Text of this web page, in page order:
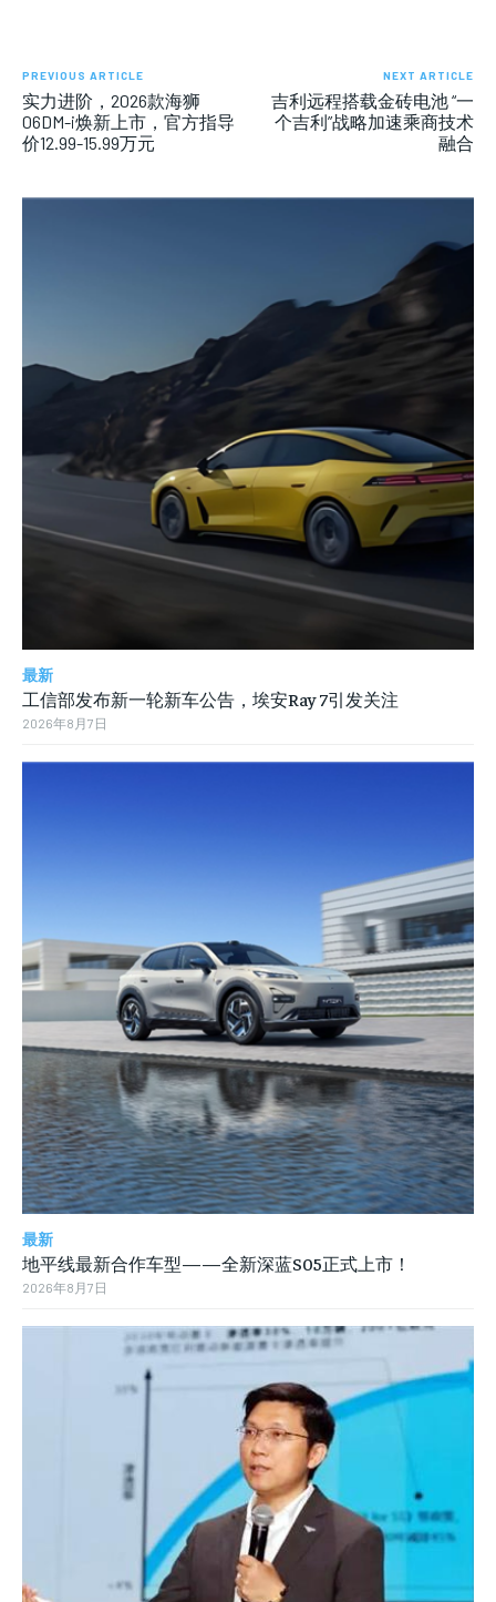
PREVIOUS ARTICLE
实力进阶，2026款海狮
06DM-i焕新上市，官方指导
价12.99-15.99万元
NEXT ARTICLE
吉利远程搭载金砖电池 “一
个吉利”战略加速乘商技术
融合
最新
工信部发布新一轮新车公告，埃安Ray 7引发关注
2026年8月7日
最新
地平线最新合作车型——全新深蓝S05正式上市！
2026年8月7日